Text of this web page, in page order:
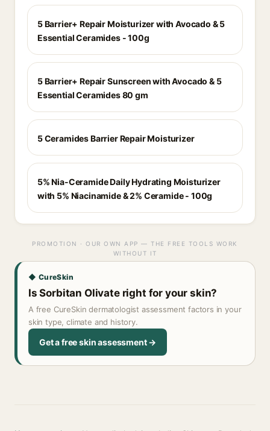
5 Barrier+ Repair Moisturizer with Avocado & 5
Essential Ceramides - 100g
5 Barrier+ Repair Sunscreen with Avocado & 5
Essential Ceramides 80 gm
5 Ceramides Barrier Repair Moisturizer
5% Nia-Ceramide Daily Hydrating Moisturizer
with 5% Niacinamide & 2% Ceramide - 100g
PROMOTION · OUR OWN APP — THE FREE TOOLS WORK
WITHOUT IT
◆ CureSkin
Is Sorbitan Olivate right for your skin?
A free CureSkin dermatologist assessment factors in your
skin type, climate and history.
Get a free skin assessment →